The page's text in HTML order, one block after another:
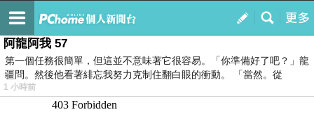
我的
最新文章
阿龍阿我 57
第一個任務很簡單，但這並不意味著它很容易。「你準備好了吧？」龍
疆問。然後他看著緋忘我努力克制住翻白眼的衝動。 「當然。從
1 小時前